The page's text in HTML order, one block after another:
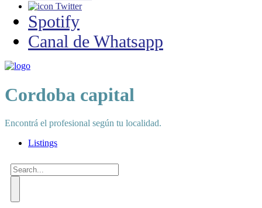
Twitter
Spotify
Canal de Whatsapp
Cordoba capital
Encontrá el profesional según tu localidad.
Listings